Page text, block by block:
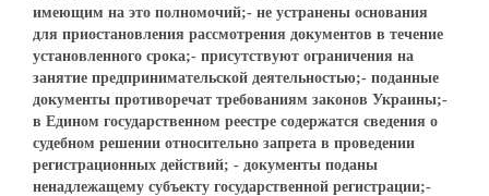
имеющим на это полномочий;- не устранены основания
для приостановления рассмотрения документов в течение
установленного срока;- присутствуют ограничения на
занятие предпринимательской деятельностью;- поданные
документы противоречат требованиям законов Украины;-
в Едином государственном реестре содержатся сведения о
судебном решении относительно запрета в проведении
регистрационных действий; - документы поданы
ненадлежащему субъекту государственной регистрации;-